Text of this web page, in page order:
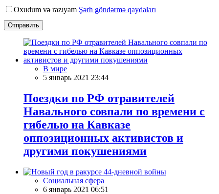
Oxudum və razıyam Şərh göndərmə qaydaları
Отправить
В мире
5 январь 2021 23:44
Поездки по РФ отравителей
Навального совпали по времени с
гибелью на Кавказе
оппозиционных активистов и
другими покушениями
Социальная сфера
6 январь 2021 06:51